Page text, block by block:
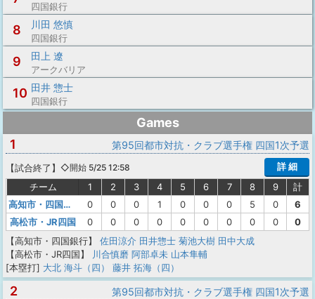
四国銀行
8 川田 悠慎
四国銀行
9 田上 遼
アークバリア
10 田井 惣士
四国銀行
Games
1
第95回都市対抗・クラブ選手権 四国1次予選
【試合終了 】 ◇開始 5/25 12:58
詳 細
チーム
1 2 3 4 5 6 7 8 9
計
高知市・四国銀行
0 0 0 1 0 0 0 5 0
6
高松市・JR四国
0 0 0 0 0 0 0 0 0
0
【高知市・四国銀行】
佐田涼介 田井惣士 菊池大樹 田中大成
【高松市・JR四国】
川合慎磨 阿部卓未 山本隼輔
[本塁打] 大北 海斗（四） 藤井 拓海（四）
2 第95回都市対抗・クラブ選手権 四国1次予選